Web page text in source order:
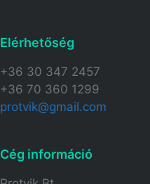
Elérhetőség​
+36 30 347 2457
+36 70 360 1299
protvik@gmail.com
Cég információ